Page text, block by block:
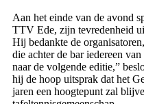
Aan het einde van de avond
TTV Ede, zijn tevredenheid
Hij bedankte de
die achter de bar iedereen
naar de volgende editie,”
hij de hoop uitsprak dat het
jaren een hoogtepunt zal